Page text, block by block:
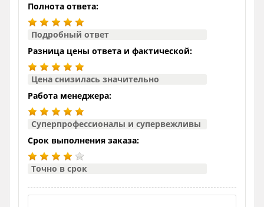
Полнота ответа:
Подробный ответ
Разница цены ответа и фактической:
Цена снизилась значительно
Работа менеджера:
Суперпрофессионалы и супервежливы
Срок выполнения заказа:
Точно в срок